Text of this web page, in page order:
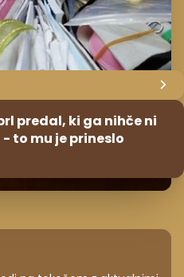
predal, ki ga nihče ni
to mu je prineslo